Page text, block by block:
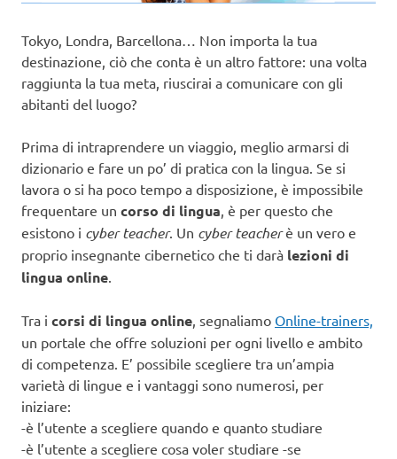
Tokyo, Londra, Barcellona… Non importa la tua
destinazione, ciò che conta è un altro fattore: una volta
raggiunta la tua meta, riuscirai a comunicare con gli
abitanti del luogo?
Prima di intraprendere un viaggio, meglio armarsi di
dizionario e fare un po’ di pratica con la lingua. Se si
lavora o si ha poco tempo a disposizione, è impossibile
frequentare un corso di lingua , è per questo che
esistono i cyber teacher. Un cyber teacherè un vero e
proprio insegnante cibernetico che ti darà lezioni di
lingua online
Tra i corsi di lingua online , segnaliamo Online-trainers,
un portale che offre soluzioni per ogni livello e ambito
di competenza. E’ possibile scegliere tra un’ampia
varietà di lingue e i vantaggi sono numerosi, per
iniziare:
-è l’utente a scegliere quando e quanto studiare
-è l’utente a scegliere cosa voler studiare -se